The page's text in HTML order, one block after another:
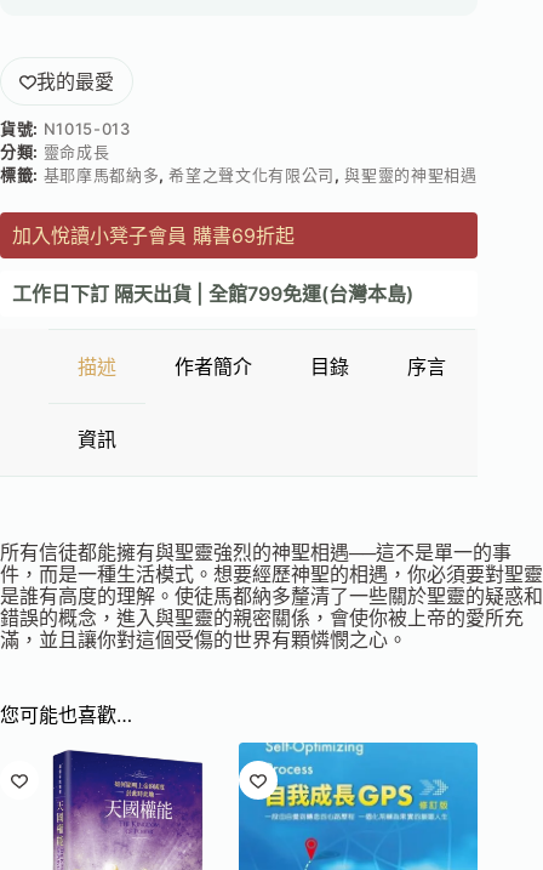
我的最愛
貨號: N1015-013
分類: 靈命成長
標籤: 基耶摩馬都納多,希望之聲文化有限公司,與聖靈的神聖相遇
加入悅讀小凳子會員 購書69折起
工作日下訂 隔天出貨 | 全館799免運(台灣本島)
描述 作者簡介 目錄 序言
資訊
所有信徒都能擁有與聖靈強烈的神聖相遇──這不是單一的事
件，而是一種生活模式。想要經歷神聖的相遇，你必須要對聖靈
是誰有高度的理解。使徒馬都納多釐清了一些關於聖靈的疑惑和
錯誤的概念，進入與聖靈的親密關係，會使你被上帝的愛所充
滿，並且讓你對這個受傷的世界有顆憐憫之心。
您可能也喜歡…